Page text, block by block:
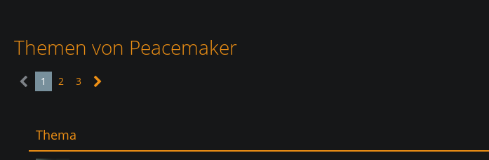
Themen von Peacemaker
1 2 3
Thema